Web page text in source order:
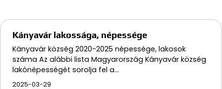
Kányavár lakossága, népessége
Kányavár község 2020-2025 népessége, lakosok
száma Az alábbi lista Magyarország Kányavár község
lakónépességét sorolja fel a…
2025-03-29